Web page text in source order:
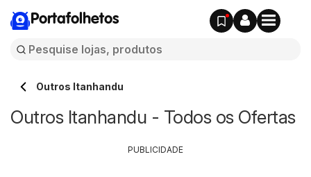
Portafolhetos
Outros Itanhandu
Outros Itanhandu - Todos os Ofertas
PUBLICIDADE